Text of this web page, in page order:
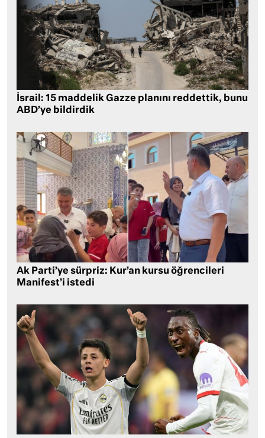
İsrail: 15 maddelik Gazze planını reddettik, bunu
ABD’ye bildirdik
Ak Parti’ye sürpriz: Kur’an kursu öğrencileri
Manifest’i istedi